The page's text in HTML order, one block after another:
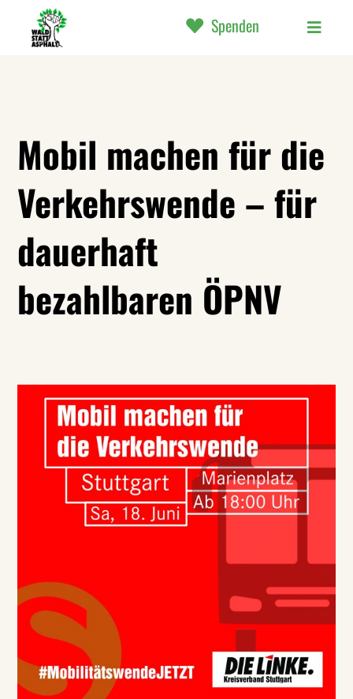
Spenden
Mobil machen für die
Verkehrswende – für
dauerhaft
bezahlbaren ÖPNV